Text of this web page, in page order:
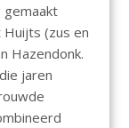
(zus en
Hazendonk.
jaren